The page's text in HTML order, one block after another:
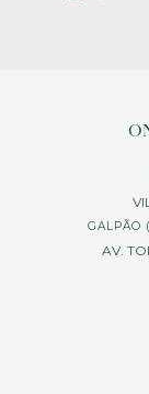
GALPÃO
AV.